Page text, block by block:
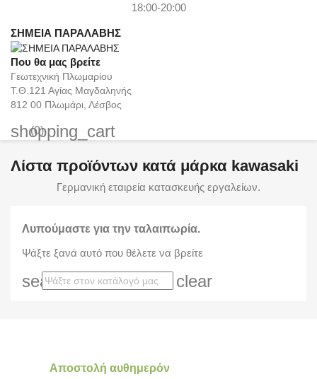
18:00-20:00
ΣΗΜΕΙΑ ΠΑΡΑΛΑΒΗΣ
Που θα μας βρείτε
Γεωτεχνική Πλωμαρίου
Τ.Θ.121 Αγίας Μαγδαληνής
812 00 Πλωμάρι, Λέσβος
shopping_cart
(0)
Λίστα προϊόντων κατά μάρκα kawasaki
Γερμανική εταιρεία κατασκευής εργαλείων.
Λυπούμαστε για την ταλαιπωρία.
Ψάξτε ξανά αυτό που θέλετε να βρείτε
search clear
Αποστολή αυθημερόν